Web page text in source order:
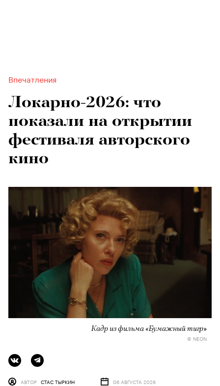
Впечатления
Локарно-2026: что
показали на открытии
фестиваля авторского
кино
Кадр из фильма «Бумажный тигр»
© NEON
АВТОР СТАС ТЫРКИН 06 АВГУСТА 2026